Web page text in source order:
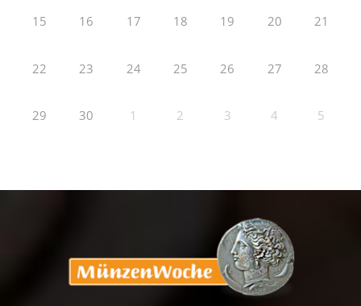
15 16 17 18 19 20 21
22 23 24 25 26 27 28
29 30 1 2 3 4 5